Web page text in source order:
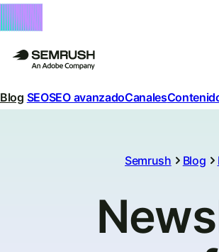
Blog SEOSEO avanzadoCanales
Semrush Blog